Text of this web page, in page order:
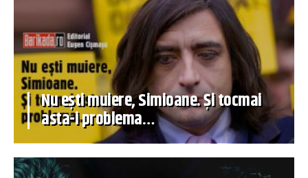
Nu ești muiere, Simioane. Și tocmai
asta-i problema…